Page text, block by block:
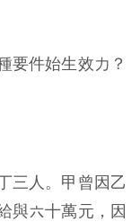
要件始生效力？
三人。甲曾因乙
與六十萬元，因